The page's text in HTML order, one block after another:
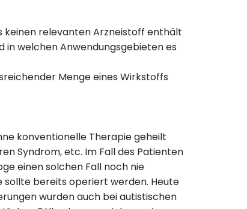
keinen relevanten Arzneistoff enthält
in welchen Anwendungsgebieten es
Menge eines Wirkstoffs
konventionelle Therapie geheilt
Syndrom, etc. Im Fall des Patienten
einen solchen Fall noch nie
sollte bereits operiert werden. Heute
wurden auch bei autistischen